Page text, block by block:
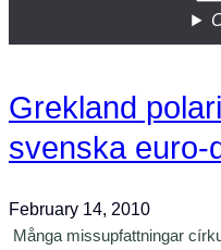
Grekland
svenska euro-
February 14, 2010
Många missupfattningar